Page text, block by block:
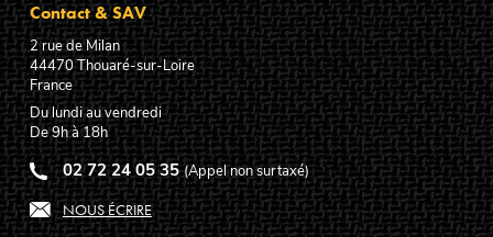
Contact & SAV
2 rue de Milan
44470Thouaré-sur-Loire
France
Du lundi au vendredi
De 9h à 18h
02 72 24 05 35 (Appel non surtaxé)
NOUS ÉCRIRE